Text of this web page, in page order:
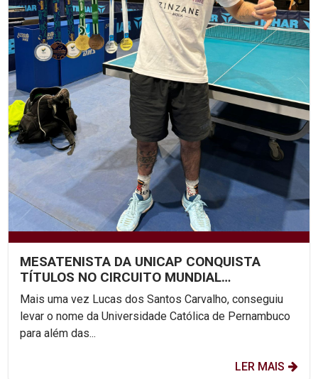
MESATENISTA DA UNICAP CONQUISTA
TÍTULOS NO CIRCUITO MUNDIAL
PARALÍMPICO
Mais uma vez Lucas dos Santos Carvalho, conseguiu
levar o nome da Universidade Católica de Pernambuco
para além das...
LER MAIS